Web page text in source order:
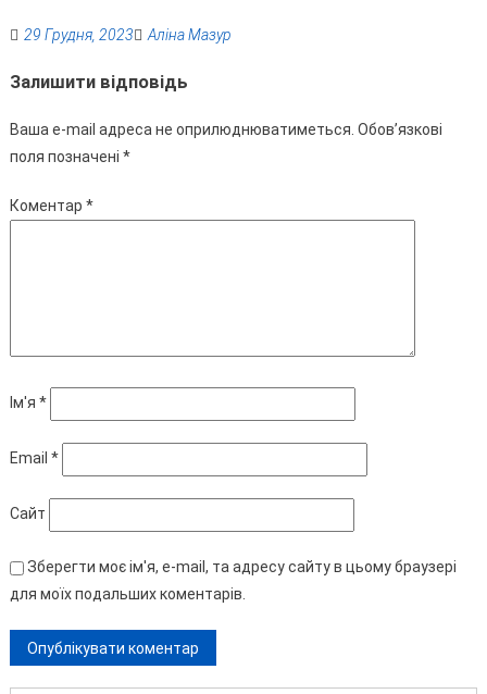
29 Грудня, 2023 Аліна Мазур
Залишити відповідь
Ваша e-mail адреса не оприлюднюватиметься. Обов’язкові
поля позначені *
Коментар *
Ім'я *
Email *
Сайт
Зберегти моє ім'я, e-mail, та адресу сайту в цьому браузері
для моїх подальших коментарів.